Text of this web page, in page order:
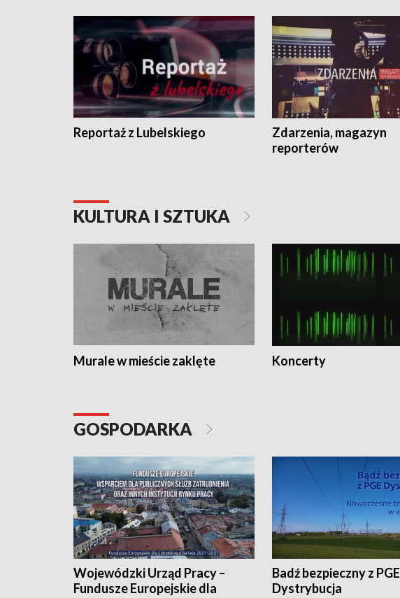
Reportaż z Lubelskiego
Zdarzenia, magazyn
reporterów
KULTURA I SZTUKA
Murale w mieście zaklęte Koncerty
GOSPODARKA
Wojewódzki Urząd Pracy –
Fundusze Europejskie dla
Badź bezpieczny z PGE
Dystrybucja